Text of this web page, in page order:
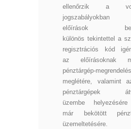
ellenőrzik a
jogszabályokban
előírások
különös tekintettel a
regisztrációs kód
az előírásoknak
pénztárgép-
meglétére, valamint
pénztárgépek
üzembe
már bekötött
üzemeltetésére.